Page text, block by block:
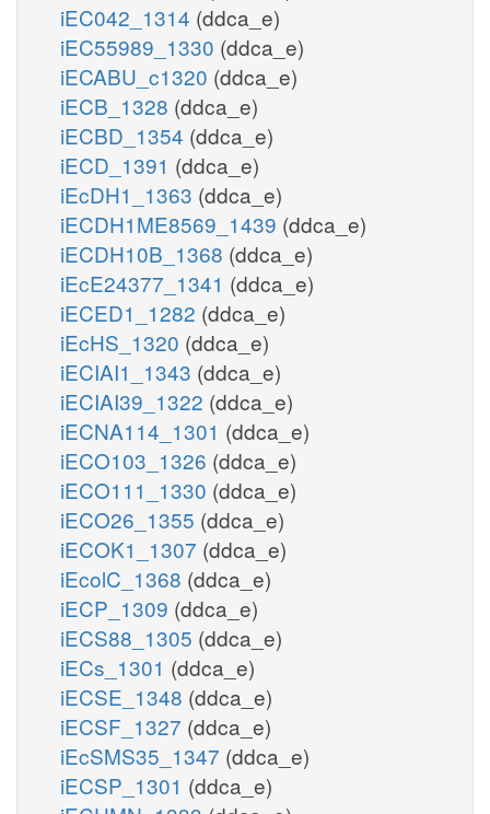
iEC042_1314 (ddca_e)
iEC55989_1330 (ddca_e)
iECABU_c1320 (ddca_e)
iECB_1328 (ddca_e)
iECBD_1354 (ddca_e)
iECD_1391 (ddca_e)
iEcDH1_1363 (ddca_e)
iECDH1ME8569_1439 (ddca_e)
iECDH10B_1368 (ddca_e)
iEcE24377_1341 (ddca_e)
iECED1_1282 (ddca_e)
iEcHS_1320 (ddca_e)
iECIAI1_1343 (ddca_e)
iECIAI39_1322 (ddca_e)
iECNA114_1301 (ddca_e)
iECO103_1326 (ddca_e)
iECO111_1330 (ddca_e)
iECO26_1355 (ddca_e)
iECOK1_1307 (ddca_e)
iEcolC_1368 (ddca_e)
iECP_1309 (ddca_e)
iECS88_1305 (ddca_e)
iECs_1301 (ddca_e)
iECSE_1348 (ddca_e)
iECSF_1327 (ddca_e)
iEcSMS35_1347 (ddca_e)
iECSP_1301 (ddca_e)